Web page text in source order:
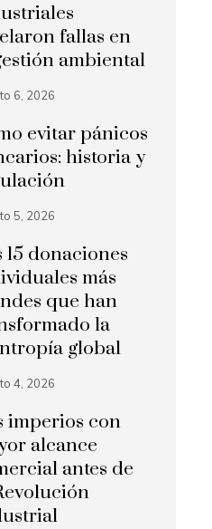
fallas en
ambiental
6, 2026
evitar pánicos
historia y
5, 2026
15 donaciones
más
que han
la
global
4, 2026
imperios con
alcance
antes de